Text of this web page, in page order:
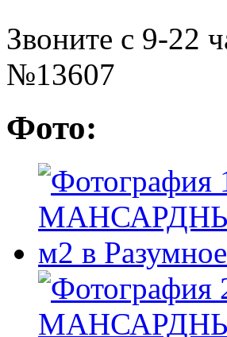
Звоните с 9-22
№13607
Фото: